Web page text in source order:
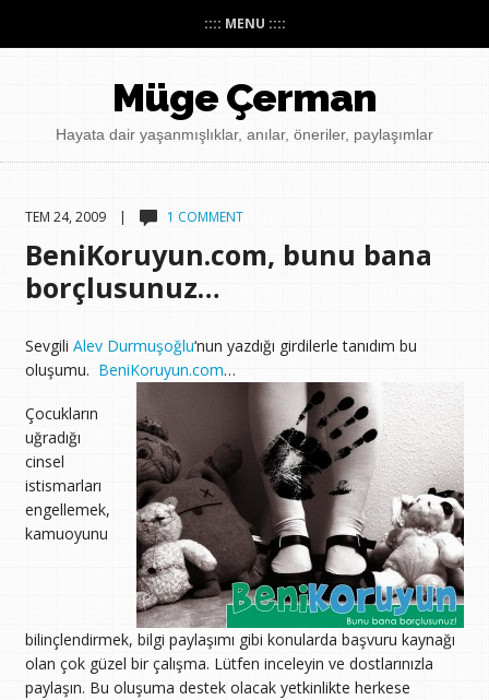
:::: MENU ::::
Müge Çerman
Hayata dair yaşanmışlıklar, anılar, öneriler, paylaşımlar
TEM 24, 2009 | 1 COMMENT
BeniKoruyun.com, bunu bana
borçlusunuz…
Sevgili Alev Durmuşoğlu‘nun yazdığı girdilerle tanıdım bu
oluşumu. BeniKoruyun.com…
Çocukların
uğradığı
cinsel
istismarları
engellemek,
kamuoyunu
bilinçlendirmek, bilgi paylaşımı gibi konularda başvuru kaynağı
olan çok güzel bir çalışma. Lütfen inceleyin ve dostlarınızla
paylaşın. Bu oluşuma destek olacak yetkinlikte herkese